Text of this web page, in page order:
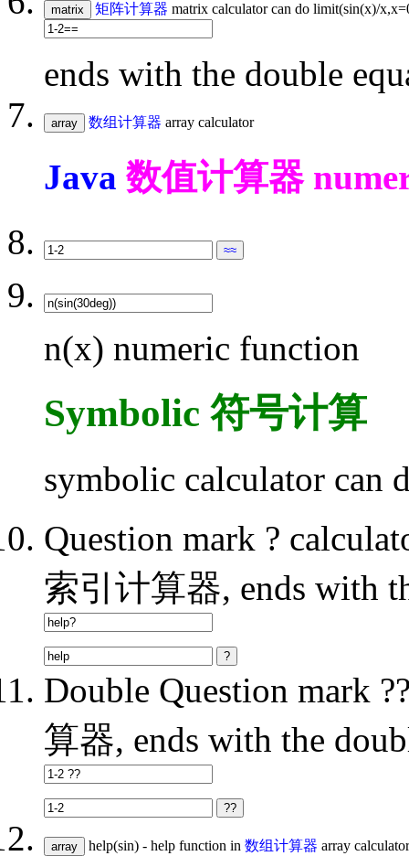
矩阵计算器 matrix calculator can do limit(sin(x)/
ends with the double
数组计算器 array calculator
Java 数值计算器
n(x) numeric function
Symbolic 符号计算
symbolic calculator can
Question mark ?
索引计算器, ends with
Double Question mark
算器, ends with the
help(sin) - help function in 数组计算器 array